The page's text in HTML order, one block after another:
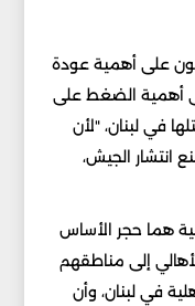
على أهمية عودة
أهمية الضغط على
في لبنان، "لأن
انتشار الجيش،
هما حجر الأساس
إلى مناطقهم
في لبنان، وأن